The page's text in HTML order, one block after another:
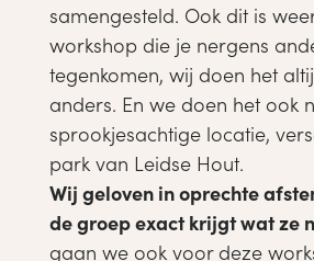
samengesteld. Ook dit is
workshop die je nergens
tegenkomen, wij doen het
anders. En we doen het ook
sprookjesachtige locatie,
park van Leidse Hout.
Wij geloven in oprechte
de groep exact krijgt wat ze
gaan we ook voor deze